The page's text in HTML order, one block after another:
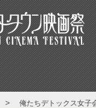
ウン映画祭
俺たちデトックス女子